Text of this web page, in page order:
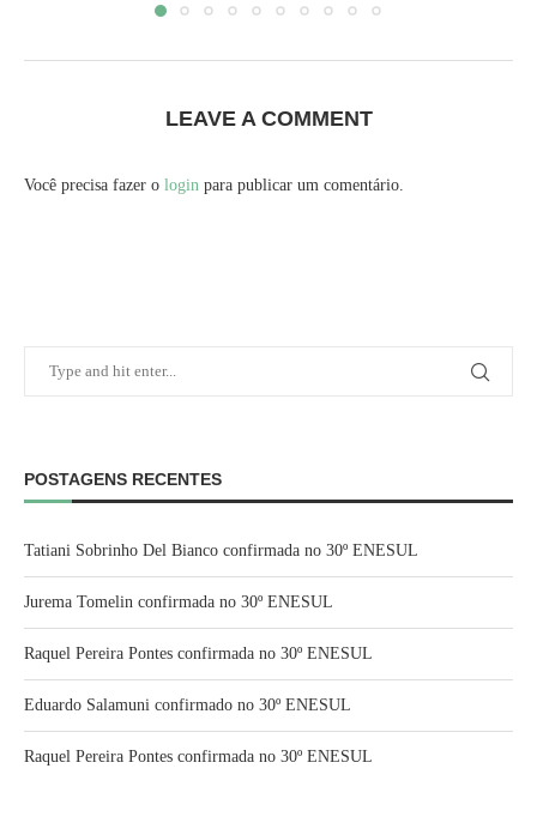
LEAVE A COMMENT
Você precisa fazer o login para publicar um comentário.
POSTAGENS RECENTES
Tatiani Sobrinho Del Bianco confirmada no 30º ENESUL
Jurema Tomelin confirmada no 30º ENESUL
Raquel Pereira Pontes confirmada no 30º ENESUL
Eduardo Salamuni confirmado no 30º ENESUL
Raquel Pereira Pontes confirmada no 30º ENESUL